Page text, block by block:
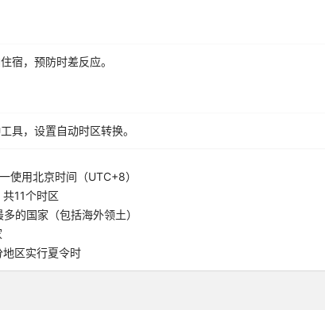
宿，预防时差反应。
具，设置自动时区转换。
使用北京时间（UTC+8）
11个时区
的国家（包括海外领土）
区实行夏令时